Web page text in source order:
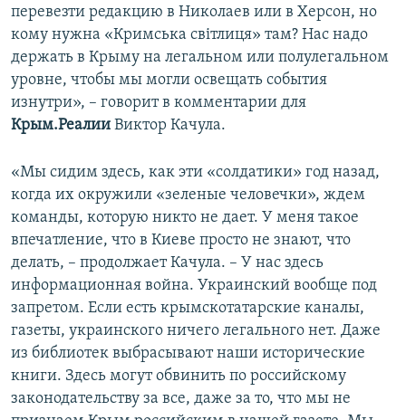
перевезти редакцию в Николаев или в Херсон, но
кому нужна «Кримська світлиця» там? Нас надо
держать в Крыму на легальном или полулегальном
уровне, чтобы мы могли освещать события
изнутри», – говорит в комментарии для
Крым.Реалии Виктор Качула.
«Мы сидим здесь, как эти «солдатики» год назад,
когда их окружили «зеленые человечки», ждем
команды, которую никто не дает. У меня такое
впечатление, что в Киеве просто не знают, что
делать, – продолжает Качула. – У нас здесь
информационная война. Украинский вообще под
запретом. Если есть крымскотатарские каналы,
газеты, украинского ничего легального нет. Даже
из библиотек выбрасывают наши исторические
книги. Здесь могут обвинить по российскому
законодательству за все, даже за то, что мы не